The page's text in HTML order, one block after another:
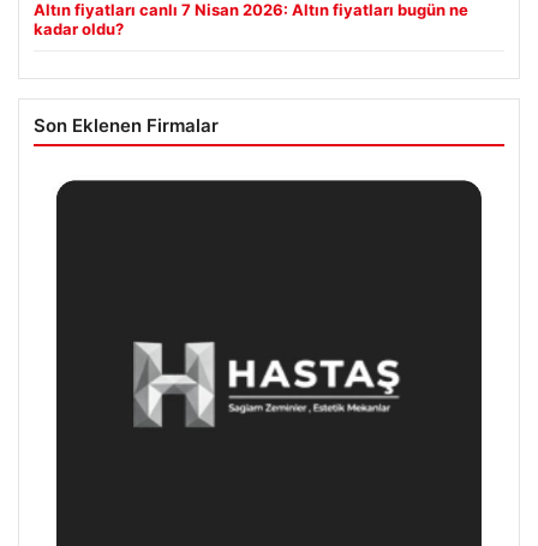
Altın fiyatları canlı 7 Nisan 2026: Altın fiyatları bugün ne
kadar oldu?
Son Eklenen Firmalar